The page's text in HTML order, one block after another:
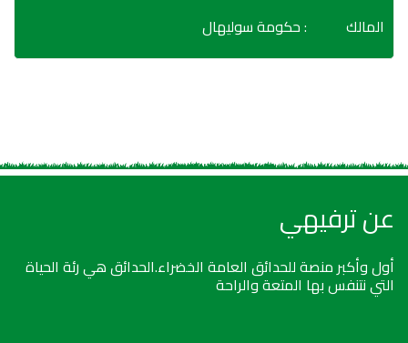
المالك : حكومة سوليهال
عن ترفيهي
أول وأكبر منصة للحدائق العامة الخضراء.الحدائق هي رئة الحياة
التي نتنفس بها المتعة والراحة